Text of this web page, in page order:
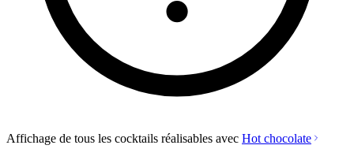
Affichage de tous les cocktails réalisables avec Hot chocolate